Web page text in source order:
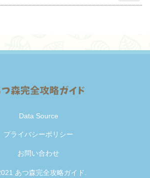
Data Source
プライバシーポリシー
お問い合わせ
あつ森完全攻略ガイド.